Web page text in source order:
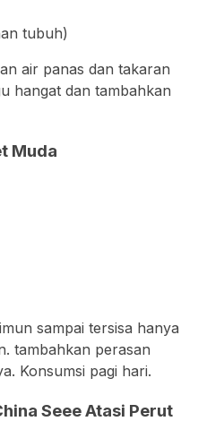
tubuh)
air panas dan takaran
hangat dan tambahkan
Muda
sampai tersisa hanya
tambahkan perasan
Konsumsi pagi hari.
Seee Atasi Perut